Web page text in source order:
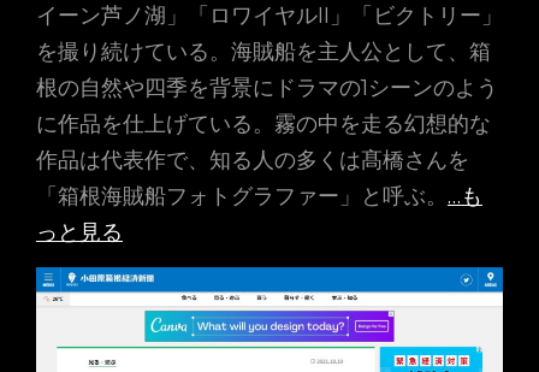
イーン芦ノ湖」「ロワイヤルII」「ビクトリー」
を撮り続けている。海賊船を主人公として、箱
根の自然や四季を背景にドラマの1シーンのよう
に作品を仕上げている。霧の中を走る幻想的な
作品は代表作で、知る人の多くは髙橋さんを
「箱根海賊船フォトグラファー」と呼ぶ。 …も
っと見る